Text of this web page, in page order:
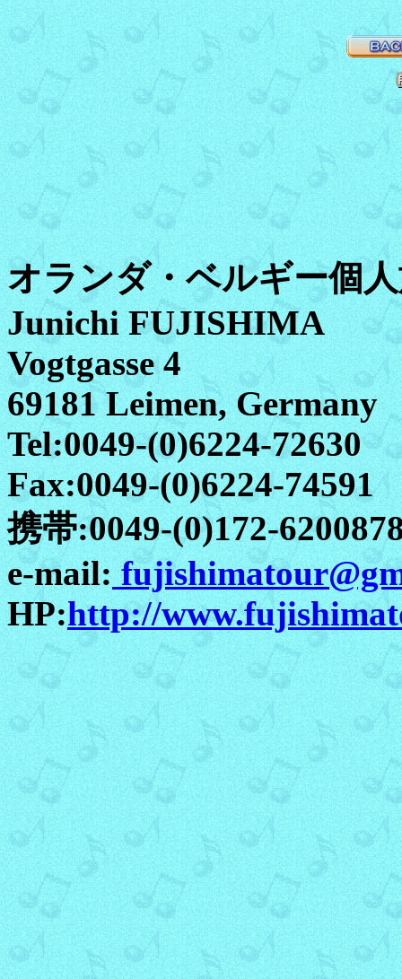
オランダ・ベルギー個
Junichi FUJISHIMA
Vogtgasse 4
69181 Leimen, Germany
Tel:0049-(0)6224-72630
Fax:0049-(0)6224-74591
携帯:0049-(0)172-
e-mail:
HP:http://